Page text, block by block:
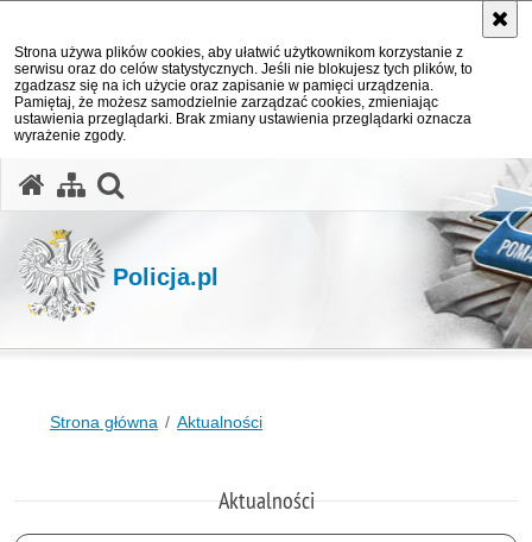
Strona używa plików cookies, aby ułatwić użytkownikom korzystanie z
serwisu oraz do celów statystycznych. Jeśli nie blokujesz tych plików, to
zgadzasz się na ich użycie oraz zapisanie w pamięci urządzenia.
Pamiętaj, że możesz samodzielnie zarządzać cookies, zmieniając
ustawienia przeglądarki. Brak zmiany ustawienia przeglądarki oznacza
wyrażenie zgody.
Policja.pl
Strona główna Aktualności
Aktualności